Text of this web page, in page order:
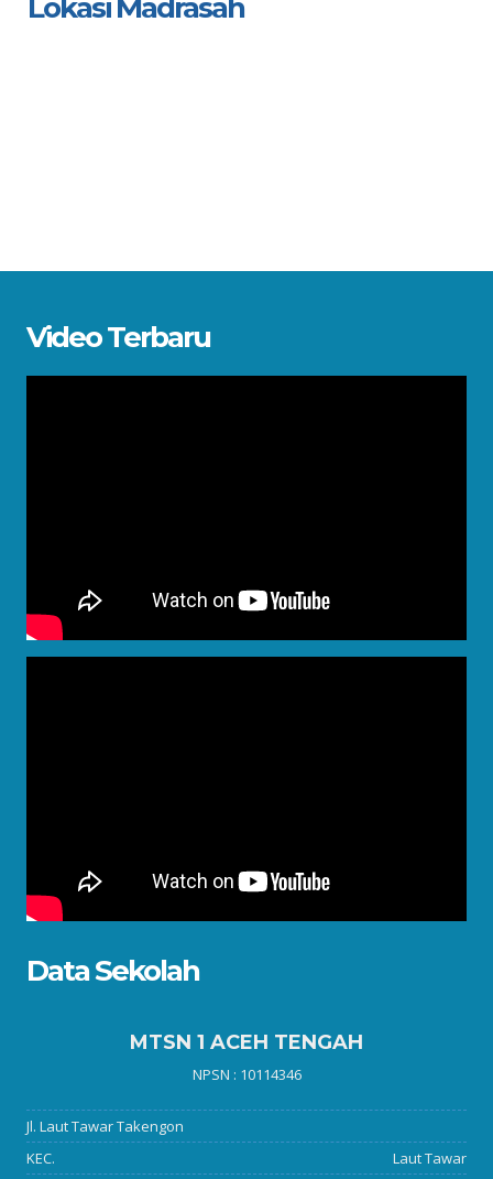
Lokasi Madrasah
Video Terbaru
Data Sekolah
MTSN 1 ACEH TENGAH
NPSN : 10114346
Jl. Laut Tawar Takengon
KEC.
Laut Tawar